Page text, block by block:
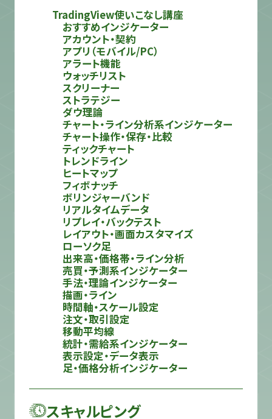
TradingView使いこなし講座
おすすめインジケーター
アカウント・契約
アプリ（モバイル/PC）
アラート機能
ウォッチリスト
スクリーナー
ストラテジー
ダウ理論
チャート・ライン分析系インジケーター
チャート操作・保存・比較
ティックチャート
トレンドライン
ヒートマップ
フィボナッチ
ボリンジャーバンド
リアルタイムデータ
リプレイ・バックテスト
レイアウト・画面カスタマイズ
ローソク足
出来高・価格帯・ライン分析
売買・予測系インジケーター
手法・理論インジケーター
描画・ライン
時間軸・スケール設定
注文・取引設定
移動平均線
統計・需給系インジケーター
表示設定・データ表示
足・価格分析インジケーター
スキャルピング